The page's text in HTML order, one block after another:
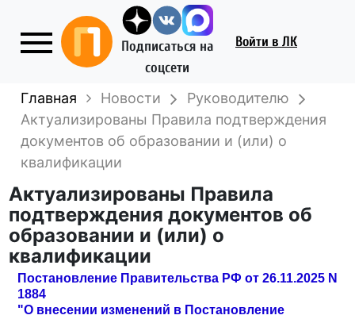
Подписаться на
соцсети
Войти в ЛК
Главная Новости
Руководителю
Актуализированы Правила подтверждения
документов об образовании и (или) о
квалификации
Актуализированы Правила
подтверждения документов об
образовании и (или) о
квалификации
Постановление Правительства РФ от 26.11.2025 N
1884
"О внесении изменений в Постановление